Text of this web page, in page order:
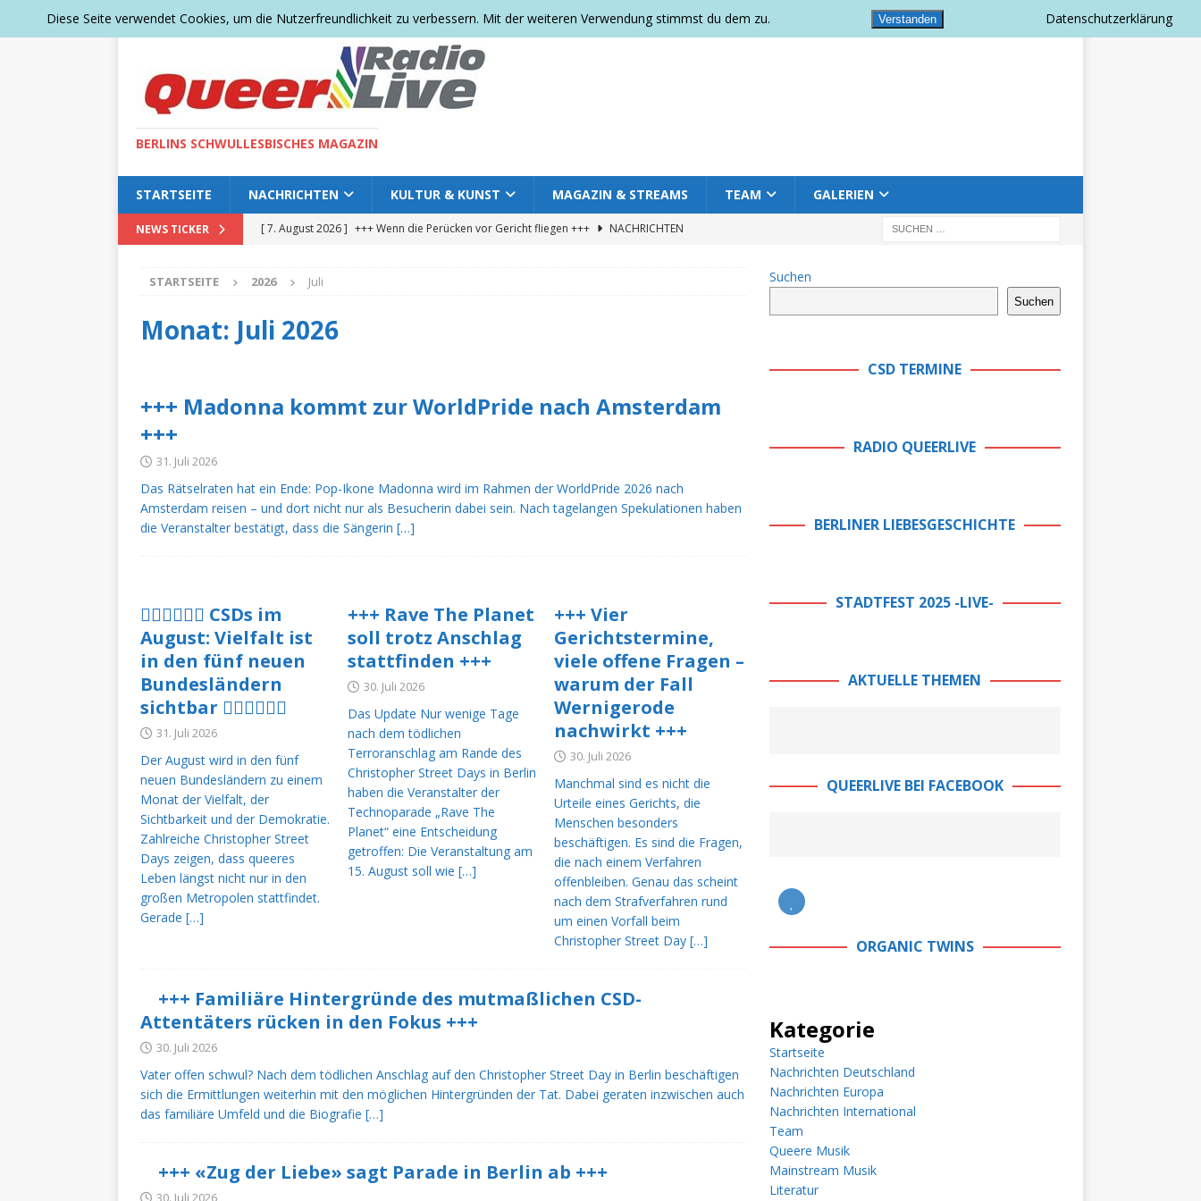
BERLINS SCHWULLESBISCHES MAGAZIN
STARTSEITE NACHRICHTEN KULTUR & KUNST MAGAZIN & STREAMS TEAM GALERIEN
NEWS TICKER [ 7. August 2026 ] +++ Wenn die Perücken vor Gericht fliegen +++
NACHRICHTEN
[ 7. August 2026 ]
Zeichen für Vielfalt setzen +++
[ 4. August 2026 ] +++ Wer bietet mehr? Acht Punkte, zehn Punkte oder doch fünf? +++
dem nun Taten folgen müssen +++
NACHRICHTEN DEUTSCHLAND
[ 4. August 2026 ] +++ Madonna & Kylie Minogue sorgen beim WorldPride für einen
Handy und verschwundene Machete beschäftigen Ermittler +++
NACHRICHTEN
[ 3. August 2026 ] +++ Schwedt setzt ein Zeichen der Solidarität +++ Die Mahnwache
TERMINE
+++ Russlands Krieg gegen die Wahrheit +++
[ 3. August 2026 ] +++ CSD-Wochenende: Deutschland zeigt wieder Flagge +++
CSD
TERMINE
[ 27. Mai 2025 ]
Willkommen bei QueerLive STARTSEITE
STARTSEITE 2026 Juli
Monat: Juli 2026
+++ Madonna kommt zur WorldPride nach Amsterdam
+++
31. Juli 2026
Das Rätselraten hat ein Ende: Pop-Ikone Madonna wird im Rahmen der WorldPride 2026 nach
Amsterdam reisen – und dort nicht nur als Besucherin dabei sein. Nach tagelangen Spekulationen haben
die Veranstalter bestätigt, dass die Sängerin […]
🏳️‍🌈🏳️‍🌈🏳️‍🌈 CSDs im
August: Vielfalt ist
in den fünf neuen
Bundesländern
sichtbar 🏳️‍🌈🏳️‍🌈🏳️‍🌈
31. Juli 2026
Der August wird in den fünf
neuen Bundesländern zu einem
Monat der Vielfalt, der
Sichtbarkeit und der Demokratie.
Zahlreiche Christopher Street
Days zeigen, dass queeres
Leben längst nicht nur in den
großen Metropolen stattfindet.
Gerade […]
+++ Rave The Planet
soll trotz Anschlag
stattfinden +++
30. Juli 2026
Das Update Nur wenige Tage
nach dem tödlichen
Terroranschlag am Rande des
Christopher Street Days in Berlin
haben die Veranstalter der
Technoparade „Rave The
Planet“ eine Entscheidung
getroffen: Die Veranstaltung am
15. August soll wie […]
+++ Vier
Gerichtstermine,
viele offene Fragen –
warum der Fall
Wernigerode
nachwirkt +++
30. Juli 2026
Manchmal sind es nicht die
Urteile eines Gerichts, die
Menschen besonders
beschäftigen. Es sind die Fragen,
die nach einem Verfahren
offenbleiben. Genau das scheint
nach dem Strafverfahren rund
um einen Vorfall beim
Christopher Street Day[…]
+++ Familiäre Hintergründe des mutmaßlichen CSD-
Attentäters rücken in den Fokus +++
30. Juli 2026
Vater offen schwul? Nach dem tödlichen Anschlag auf den Christopher Street Day in Berlin beschäftigen
sich die Ermittlungen weiterhin mit den möglichen Hintergründen der Tat. Dabei geraten inzwischen auch
das familiäre Umfeld und die Biografie […]
+++ «Zug der Liebe» sagt Parade in Berlin ab +++
30. Juli 2026
Suchen
Suchen
CSD TERMINE
RADIO QUEERLIVE
BERLINER LIEBESGESCHICHTE
STADTFEST 2025 -LIVE-
AKTUELLE THEMEN
QUEERLIVE BEI FACEBOOK
ORGANIC TWINS
Kategorie
Startseite
Nachrichten Deutschland
Nachrichten Europa
Nachrichten International
Team
Queere Musik
Mainstream Musik
Literatur
Diese Seite verwendet Cookies, um die Nutzerfreundlichkeit zu verbessern. Mit der weiteren Verwendung stimmst du dem zu. Verstanden Datenschutzerklärung